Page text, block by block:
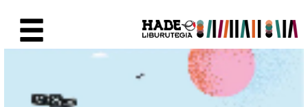
Eskuratu berriak Fitxa -